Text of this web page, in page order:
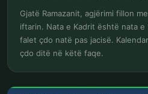
Gjatë Ramazanit, agjërimi fillon
iftarin. Nata e Kadrit është nata
falet çdo natë pas jacisë.
çdo ditë në këtë faqe.